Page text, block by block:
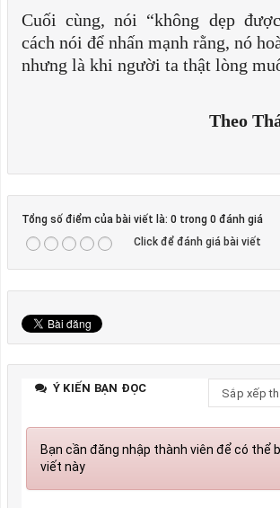
Cuối cùng, nói “không dẹp
cách nói để nhấn mạnh rằng, nó
nhưng là khi người ta thật lòng
Theo
Tổng số điểm của bài viết là: 0 trong 0 đánh giá
Click để đánh giá bài viết
Ý KIẾN BẠN ĐỌC
Bạn cần đăng nhập thành viên để có thể
viết này